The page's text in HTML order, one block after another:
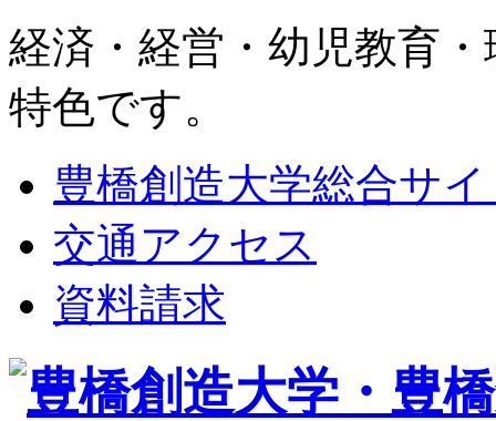
経済・経営・幼児教育
特色です。
豊橋創造大学総合サ
交通アクセス
資料請求